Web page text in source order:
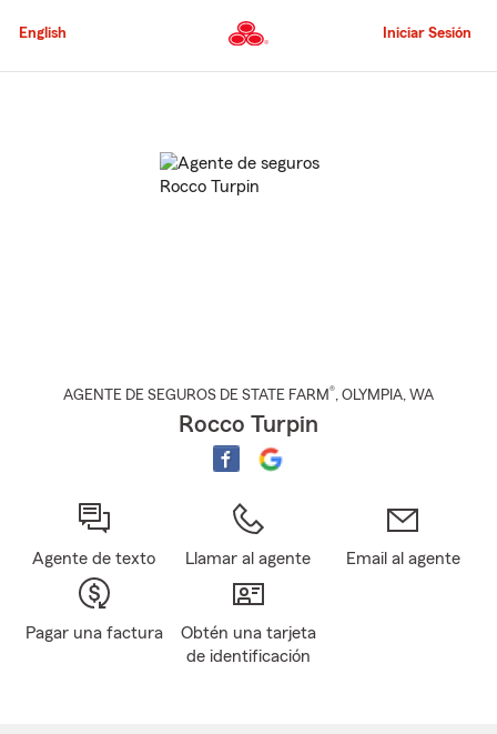
al
principal
English Iniciar Sesión
AGENTE DE SEGUROS DE STATE FARM®, OLYMPIA, WA
Rocco Turpin
Agente de texto Llamar al agente Email al agente
Pagar una factura
Obtén una tarjeta
de identificación